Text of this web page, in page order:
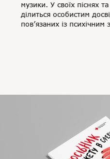
музики. У своїх піснях
ділиться особистим
пов’язаних із психічним